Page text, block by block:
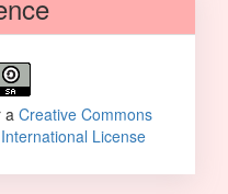
a Creative Commons
License